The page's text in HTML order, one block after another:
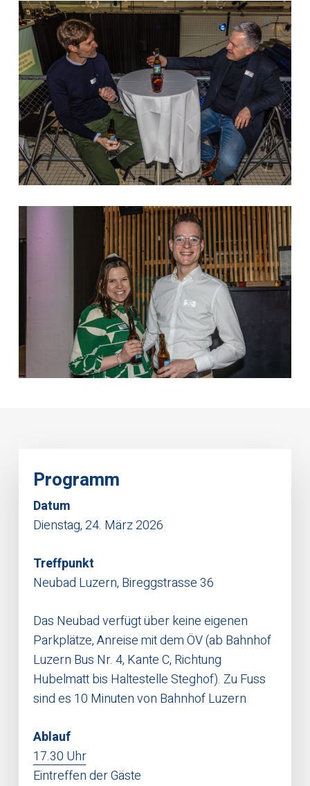
Programm
Datum
Dienstag, 24. März 2026
Treffpunkt
Neubad Luzern, Bireggstrasse 36
Das Neubad verfügt über keine eigenen
Parkplätze, Anreise mit dem ÖV (ab Bahnhof
Luzern Bus Nr. 4, Kante C, Richtung
Hubelmatt bis Haltestelle Steghof). Zu Fuss
sind es 10 Minuten von Bahnhof Luzern
Ablauf
17.30 Uhr
Eintreffen der Gäste